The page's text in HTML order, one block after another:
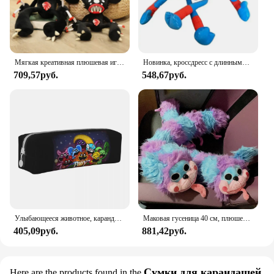
Мягкая креативная плюшевая игрушка «Паук», 30-50 см
709,57руб.
Новинка, кроссдресс с длинными ногами, Мак, время игры, Человек-паук, плюшевая игрушка, окружающая игра, куклы, забавная кукла Ха-Джимми, кукла, детский подарок
548,67руб.
Улыбающееся животное, карандаш, фантазия, манга, вместительный пенал для карандашей, для девочек и мальчиков, квадратные винтажные школьные пеналы с принтом
405,09руб.
Маковая гусеница 40 см, плюшевая игрушка, анимационная периферическая кукла, подарок, забавный подарок на день рождения для мальчиков и девочек
881,42руб.